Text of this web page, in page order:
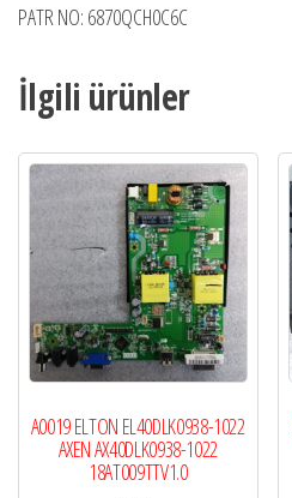
PATR NO: 6870QCH0C6C
İlgili ürünler
A0019 ELTON EL40DLK0938-1022
AXEN AX40DLK0938-1022
18AT009TTV1.0